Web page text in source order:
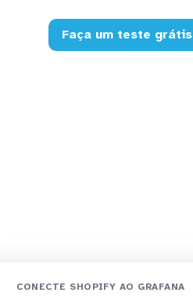
Faça um teste grátis
CONECTE SHOPIFY AO GRAFANA